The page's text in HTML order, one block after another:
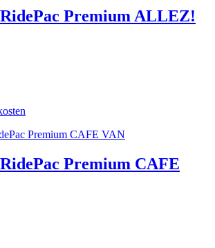
Premium ALLEZ!
Premium CAFE